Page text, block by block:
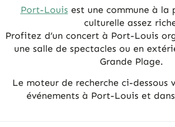
Port-Louis est une commune à la
culturelle assez
Profitez d’un concert à Port-Louis
une salle de spectacles ou en
Grande Plage.
Le moteur de recherche ci-dessous
événements à Port-Louis et